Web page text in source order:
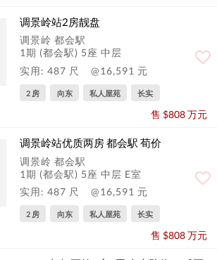
调景岭站2房靓盘
调景岭 都会駅
1期 (都会駅) 5座 中层
实用: 487 尺
@16,591 元
2 房 向东 私人屋苑 长实
售 $808 万元
调景岭站优质两房 都会駅 荀价
调景岭 都会駅
1期 (都会駅) 5座 中层 E室
实用: 487 尺
@16,591 元
2 房 向东 私人屋苑 长实
售 $808 万元